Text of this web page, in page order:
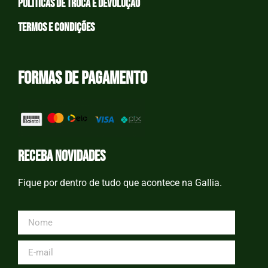
Políticas de Troca e devolução
Termos e condições
Formas de Pagamento
receba novidades
Fique por dentro de tudo que acontece na Gallia.